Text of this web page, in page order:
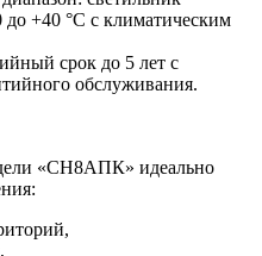
до +40 °C с климатическим
срок до 5 лет с
обслуживания.
«СН8АПК» идеально